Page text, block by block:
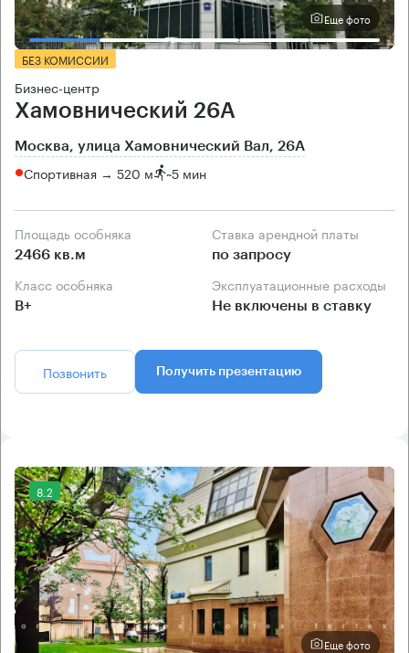
Еще фото
БЕЗ КОМИССИИ
Бизнес-центр
Хамовнический 26А
Москва, улица Хамовнический Вал, 26А
Спортивная → 520 м ~5 мин
Площадь особняка
2466 кв.м
Ставка арендной платы
по запросу
Класс особняка
B+
Эксплуатационные расходы
Не включены в ставку
Позвонить Получить презентацию
8.2
Еще фото